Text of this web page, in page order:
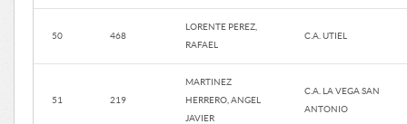
50 468
LORENTE PEREZ,
RAFAEL
C.A. UTIEL
51 219
MARTINEZ
HERRERO, ANGEL
JAVIER
C.A. LA VEGA SAN
ANTONIO